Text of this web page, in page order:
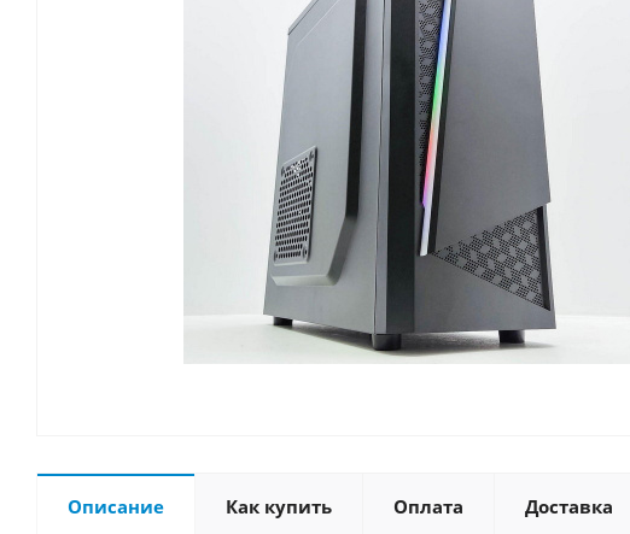
Описание Как купить Оплата Доставка